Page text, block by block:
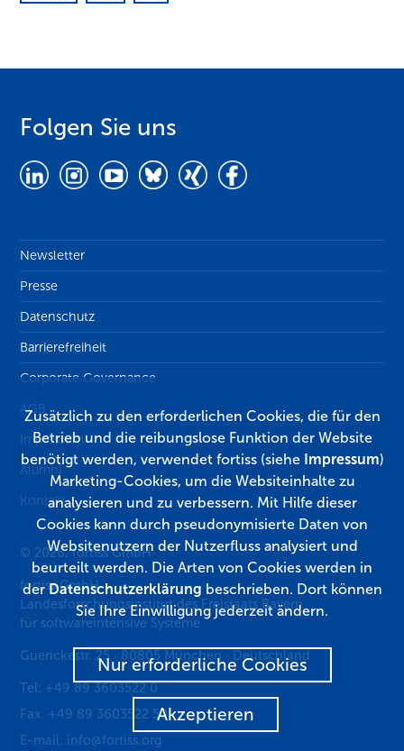
Folgen Sie uns
Newsletter
Presse
Datenschutz
Barrierefreiheit
Corporate Governance
AGB
Impressum
Alumni
Kontakt
© 2026, fortiss GmbH
fortiss GmbH
Landesforschungsinstitut des Freistaats Bayern
für softwareintensive Systeme
Guerickestr. 25 · 80805 München · Deutschland
Tel: +49 89 3603522 0
Fax: +49 89 3603522 50
E-mail: info@fortiss.org
Zusätzlich zu den erforderlichen Cookies, die für den
Betrieb und die reibungslose Funktion der Website
benötigt werden, verwendet fortiss (siehe Impressum)
Marketing-Cookies, um die Websiteinhalte zu
analysieren und zu verbessern. Mit Hilfe dieser
Cookies kann durch pseudonymisierte Daten von
Websitenutzern der Nutzerfluss analysiert und
beurteilt werden. Die Arten von Cookies werden in
derDatenschutzerklärung beschrieben. Dort können
Sie Ihre Einwilligung jederzeit ändern.
Nur erforderliche Cookies
Akzeptieren